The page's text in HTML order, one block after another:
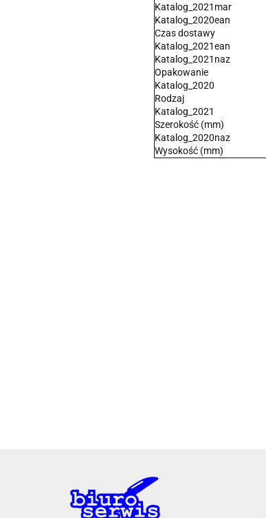
Katalog_2021mar
Katalog_2020ean
Czas dostawy
Katalog_2021ean
Katalog_2021naz
Opakowanie
Katalog_2020
Rodzaj
Katalog_2021
Szerokość (mm)
Katalog_2020naz
Wysokość (mm)